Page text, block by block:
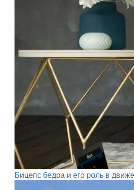
Бицепс бедра и его роль в